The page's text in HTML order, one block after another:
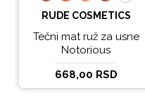
RUDE COSMETICS
Tečni mat ruž za usne
Notorious
668,00 RSD